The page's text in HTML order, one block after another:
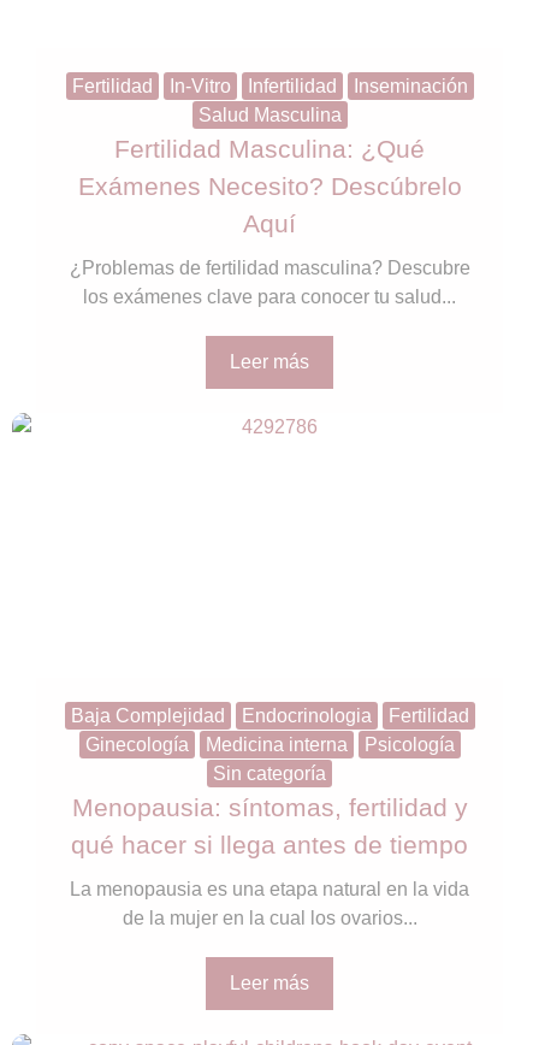
Fertilidad In-Vitro Infertilidad
Inseminación
Salud Masculina
Fertilidad Masculina: ¿Qué
Exámenes Necesito? Descúbrelo
Aquí
¿Problemas de fertilidad masculina? Descubre
los exámenes clave para conocer tu salud...
Leer más
Baja Complejidad Endocrinologia
Fertilidad
Ginecología
Medicina interna
Psicología
Sin categoría
Menopausia: síntomas, fertilidad y
qué hacer si llega antes de tiempo
La menopausia es una etapa natural en la vida
de la mujer en la cual los ovarios...
Leer más